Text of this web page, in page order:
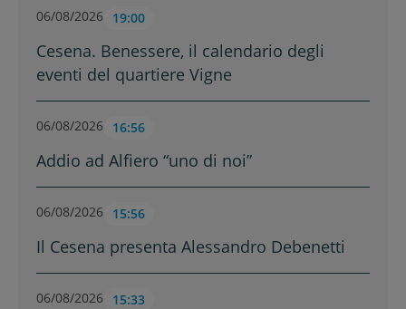
06/08/2026 19:00
Cesena. Benessere, il calendario degli
eventi del quartiere Vigne
06/08/2026 16:56
Addio ad Alfiero “uno di noi”
06/08/2026 15:56
Il Cesena presenta Alessandro Debenetti
06/08/2026 15:33